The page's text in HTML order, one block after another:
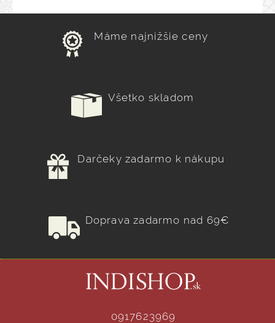
Máme najnižšie ceny
Všetko skladom
Darčeky zadarmo k nákupu
Doprava zadarmo nad 69€
0917623969